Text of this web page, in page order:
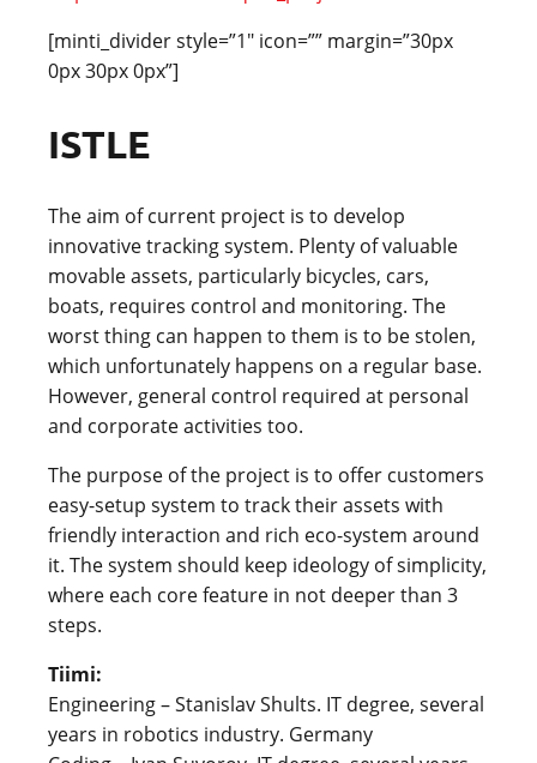
[minti_divider style=”1″ icon=”” margin=”30px
0px 30px 0px”]
ISTLE
The aim of current project is to develop
innovative tracking system. Plenty of valuable
movable assets, particularly bicycles, cars,
boats, requires control and monitoring. The
worst thing can happen to them is to be stolen,
which unfortunately happens on a regular base.
However, general control required at personal
and corporate activities too.
The purpose of the project is to offer customers
easy-setup system to track their assets with
friendly interaction and rich eco-system around
it. The system should keep ideology of simplicity,
where each core feature in not deeper than 3
steps.
Tiimi:
Engineering – Stanislav Shults. IT degree, several
years in robotics industry. Germany